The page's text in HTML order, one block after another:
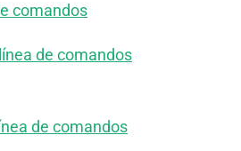
comandos
de comandos
de comandos